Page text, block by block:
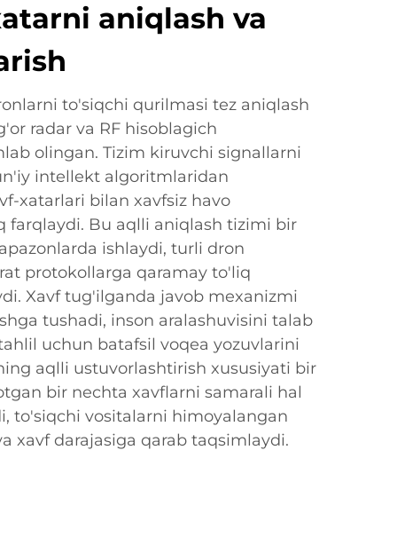
aniqlash va
to'siqchi qurilmasi tez aniqlash
radar va RF hisoblagich
olingan. Tizim kiruvchi signallarni
intellekt algoritmlaridan
xatarlari bilan xavfsiz havo
farqlaydi. Bu aqlli aniqlash tizimi bir
ishlaydi, turli dron
protokollarga qaramay to'liq
Xavf tug'ilganda javob mexanizmi
tushadi, inson aralashuvisini talab
uchun batafsil voqea yozuvlarini
aqlli ustuvorlashtirish xususiyati bir
bir nechta xavflarni samarali hal
to'siqchi vositalarni himoyalangan
xavf darajasiga qarab taqsimlaydi.